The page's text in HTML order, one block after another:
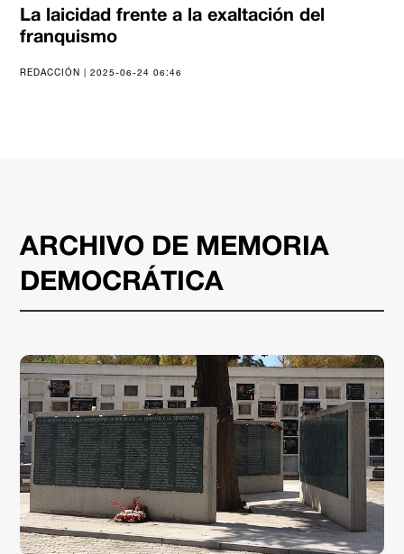
La laicidad frente a la exaltación del
franquismo
REDACCIÓN | 2025-06-24 06:46
ARCHIVO DE MEMORIA
DEMOCRÁTICA